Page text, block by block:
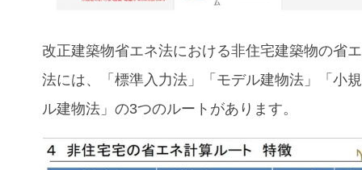
改正建築物省エネ法における非住宅建築物の省
法には、「標準入力法」「モデル建物法」「小
ル建物法」の3つのルートがあります。